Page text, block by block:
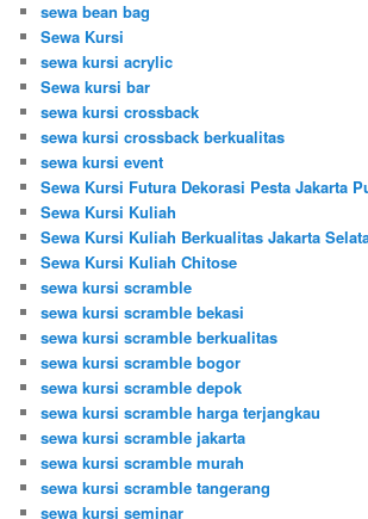
sewa bean bag
Sewa Kursi
sewa kursi acrylic
Sewa kursi bar
sewa kursi crossback
sewa kursi crossback berkualitas
sewa kursi event
Sewa Kursi Futura Dekorasi Pesta Jakarta
Sewa Kursi Kuliah
Sewa Kursi Kuliah Berkualitas Jakarta
Sewa Kursi Kuliah Chitose
sewa kursi scramble
sewa kursi scramble bekasi
sewa kursi scramble berkualitas
sewa kursi scramble bogor
sewa kursi scramble depok
sewa kursi scramble harga terjangkau
sewa kursi scramble jakarta
sewa kursi scramble murah
sewa kursi scramble tangerang
sewa kursi seminar